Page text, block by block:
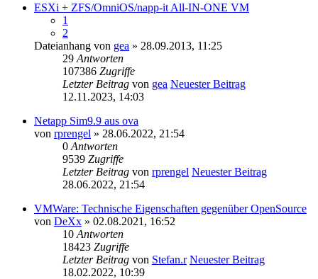
ESXi + ZFS/OmniOS/napp-it All-IN-ONE VM
1
2
Dateianhang von gea » 28.09.2013, 11:25
29 Antworten
107386 Zugriffe
Letzter Beitrag von gea Neuester Beitrag
12.11.2023, 14:03
Netapp Sim9.9 aus ova
von rprengel » 28.06.2022, 21:54
0 Antworten
9539 Zugriffe
Letzter Beitrag von rprengel Neuester Beitrag
28.06.2022, 21:54
VMWare: Technische Eigenschaften gegenüber OpenSource
von DeXx » 02.08.2021, 16:52
10 Antworten
18423 Zugriffe
Letzter Beitrag von Stefan.r Neuester Beitrag
18.02.2022, 10:39